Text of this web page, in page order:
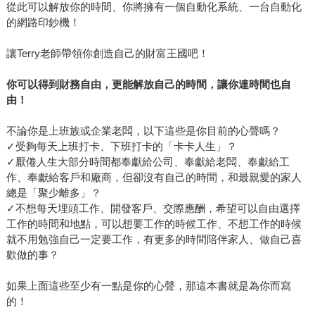
從此可以解放你的時間、你將擁有一個自動化系統、一台自動化
的網路印鈔機！
讓Terry老師帶領你創造自己的財富王國吧！
你可以得到財務自由，更能解放自己的時間，讓你連時間也自
由！
不論你是上班族或企業老闆，以下這些是你目前的心聲嗎？
✓受夠每天上班打卡、下班打卡的「卡卡人生」？
✓厭倦人生大部分時間都奉獻給公司、奉獻給老闆、奉獻給工
作、奉獻給客戶和廠商，但卻沒有自己的時間，和最親愛的家人
總是「聚少離多」？
✓不想每天埋頭工作、開發客戶、交際應酬，希望可以自由選擇
工作的時間和地點，可以想要工作的時候工作、不想工作的時候
就不用勉強自己一定要工作，有更多的時間陪伴家人、做自己喜
歡做的事？
如果上面這些至少有一點是你的心聲，那這本書就是為你而寫
的！